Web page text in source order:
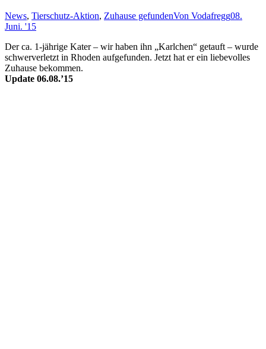
News, Tierschutz-Aktion, Zuhause gefundenVon Vodafregg08.
Juni. '15
Der ca. 1-jährige Kater – wir ha­ben ihn „Karl­chen“ ge­tauft – wur­de
schwer­ver­letzt in Rho­den auf­ge­fun­den. Jetzt hat er ein liebe­volles
Zu­hause be­kommen.
Update 06.08.’15